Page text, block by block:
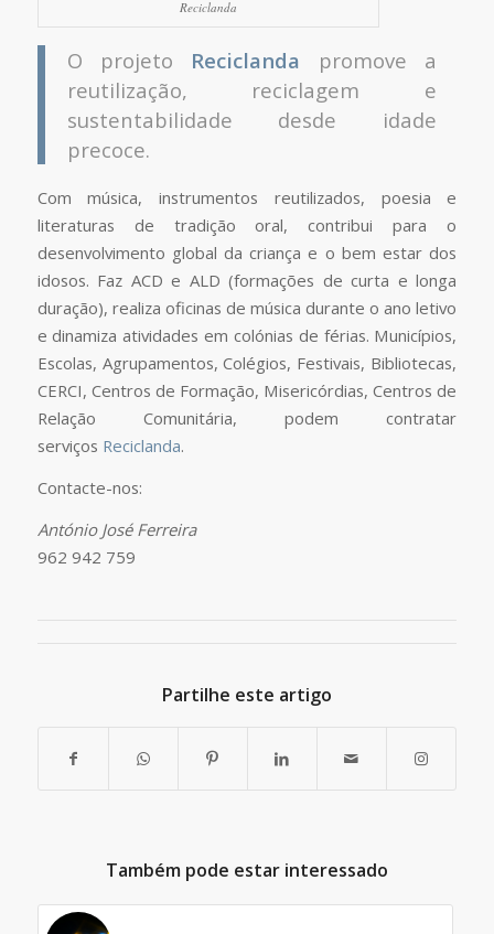
Reciclanda
O projeto Reciclanda promove a
reutilização, reciclagem e
sustentabilidade desde idade
precoce.
Com música, instrumentos reutilizados, poesia e
literaturas de tradição oral, contribui para o
desenvolvimento global da criança e o bem estar dos
idosos. Faz ACD e ALD (formações de curta e longa
duração), realiza oficinas de música durante o ano letivo
e dinamiza atividades em colónias de férias. Municípios,
Escolas, Agrupamentos, Colégios, Festivais, Bibliotecas,
CERCI, Centros de Formação, Misericórdias, Centros de
Relação Comunitária, podem contratar
serviços Reciclanda.
Contacte-nos:
António José Ferreira
962 942 759
Partilhe este artigo
Também pode estar interessado